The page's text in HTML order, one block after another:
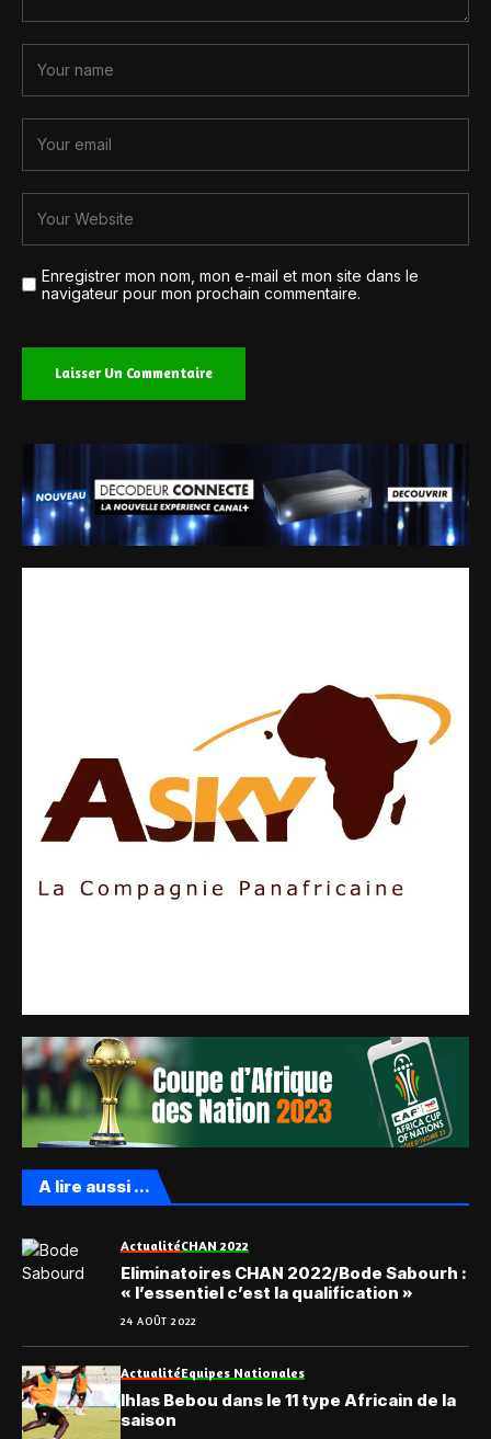
Enregistrer mon nom, mon e-mail et mon site dans le
navigateur pour mon prochain commentaire.
A lire aussi ...
ActualitéCHAN 2022
Eliminatoires CHAN 2022/Bode Sabourh :
« l’essentiel c’est la qualification »
24 AOÛT 2022
ActualitéEquipes Nationales
Ihlas Bebou dans le 11 type Africain de la
saison